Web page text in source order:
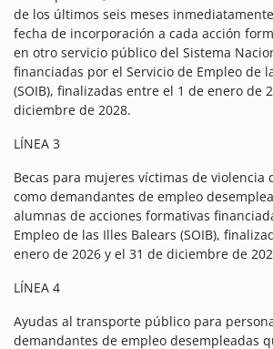
de los últimos seis meses
fecha de incorporación a cada acción
en otro servicio público del Sistema
financiadas por el Servicio de Empleo de
(SOIB), finalizadas entre el 1 de enero de
diciembre de 2028.
LÍNEA 3
Becas para mujeres víctimas de violencia
como demandantes de empleo
alumnas de acciones formativas
Empleo de las Illes Balears (SOIB),
enero de 2026 y el 31 de diciembre de
LÍNEA 4
Ayudas al transporte público para
demandantes de empleo desempleadas